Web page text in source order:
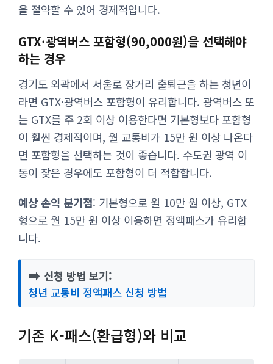
을 절약할 수 있어 경제적입니다.
GTX·광역버스 포함형(90,000원)을 선택해야
하는 경우
경기도 외곽에서 서울로 장거리 출퇴근을 하는 청년이
라면 GTX·광역버스 포함형이 유리합니다. 광역버스 또
는 GTX를 주 2회 이상 이용한다면 기본형보다 포함형
이 훨씬 경제적이며, 월 교통비가 15만 원 이상 나온다
면 포함형을 선택하는 것이 좋습니다. 수도권 광역 이
동이 잦은 경우에도 포함형이 더 적합합니다.
예상 손익 분기점: 기본형으로 월 10만 원 이상, GTX
형으로 월 15만 원 이상 이용하면 정액패스가 유리합
니다.
➡️ 신청 방법 보기:
청년 교통비 정액패스 신청 방법
기존 K-패스(환급형)와 비교